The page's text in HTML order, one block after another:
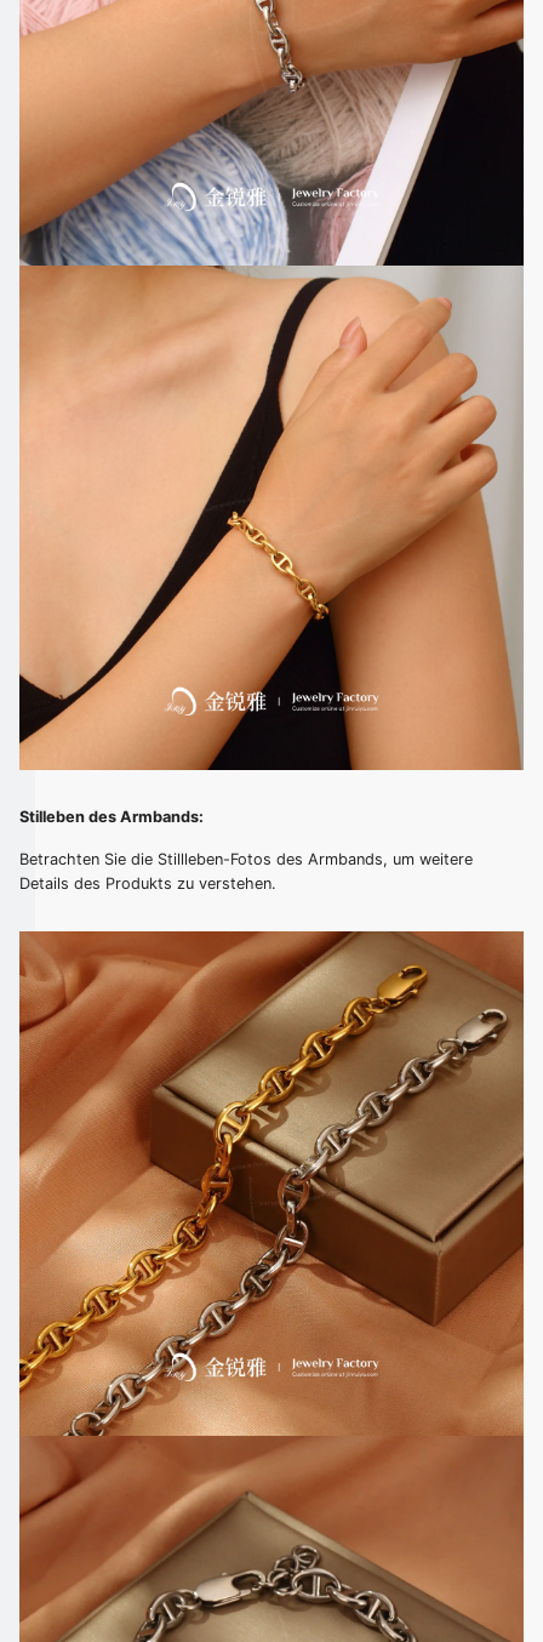
Stilleben des Armbands:
Betrachten Sie die Stillleben-Fotos des Armbands, um weitere
Details des Produkts zu verstehen.